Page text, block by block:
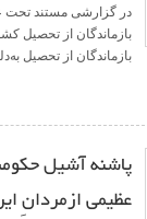
در گزارشی مستند تحت
بازماندگان از تحصیل
بازماندگان از تحصیل
پاشنه آشیل
عظیمی ازمردانِ